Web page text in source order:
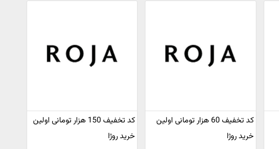
کد تخفیف 60 هزار تومانی اولین
خرید روژا
کد تخفیف 150 هزار تومانی اولین
خرید روژا